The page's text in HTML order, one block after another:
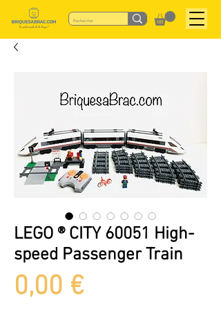
LEGO ® CITY 60051 High-
speed Passenger Train
0,00 €Preis